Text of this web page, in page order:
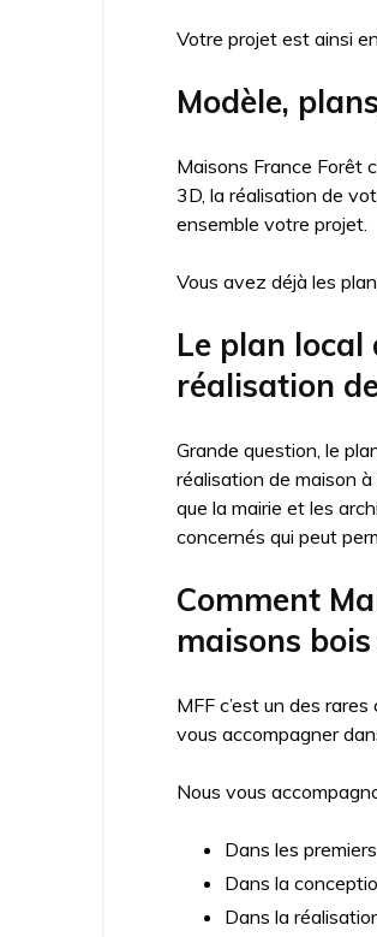
Votre projet est ainsi
Modèle,
Maisons France Forêt
3D, la réalisation de
ensemble votre projet.
Vous avez déjà les
Le plan
réalisation
Grande question, le
réalisation de maison
que la mairie et les
concernés qui peut
Comment
maisons
MFF c’est un des
vous accompagner
Nous vous
Dans les
Dans la
Dans la